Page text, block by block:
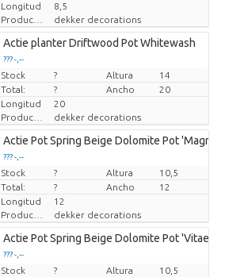
Longitud
8,5
Productor
dekker decorations
Actie planter Driftwood Pot Whitewash
??? -,--
Precio por pieza
Stock ? Altura
14
Total:
? Ancho
20
Longitud
20
Productor
dekker decorations
Actie Pot Spring Beige Dolomite Pot 'Magna'
??? -,--
Precio por pieza
Stock ? Altura
10,5
Total:
? Ancho
12
Longitud
12
Productor
dekker decorations
Actie Pot Spring Beige Dolomite Pot 'Vitae'
??? -,--
Precio por pieza
Stock ? Altura
10,5